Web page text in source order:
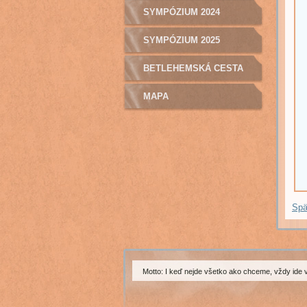
SYMPÓZIUM 2024
SYMPÓZIUM 2025
BETLEHEMSKÁ CESTA
MAPA
Motto: I keď nejde všetko ako chceme, vždy ide